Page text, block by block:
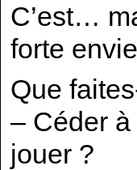
C’est…
forte
Que
– Céder
jouer ?